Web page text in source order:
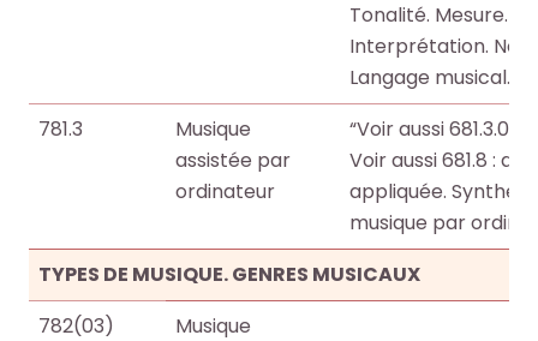
Tonalité. Mesure.
Interprétation.
Langage musical.
781.3
Musique
assistée par
ordinateur
“Voir aussi
Voir aussi 681.8 :
appliquée.
musique par
TYPES DE MUSIQUE. GENRES MUSICAUX
782(03)
Musique